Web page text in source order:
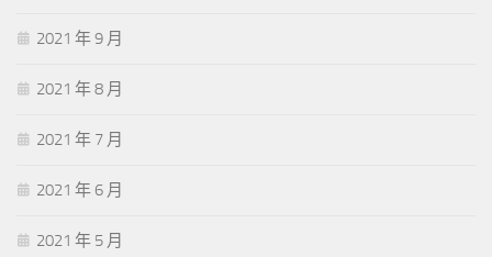
2021 年 9 月
2021 年 8 月
2021 年 7 月
2021 年 6 月
2021 年 5 月